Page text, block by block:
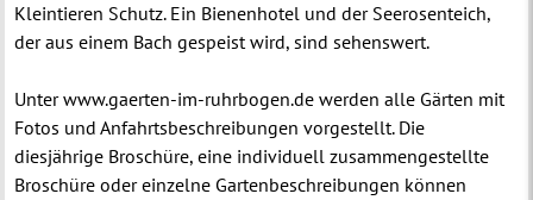
Kleintieren Schutz. Ein Bienenhotel und der Seerosenteich,
der aus einem Bach gespeist wird, sind sehenswert.
Unter www.gaerten-im-ruhrbogen.de werden alle Gärten mit
Fotos und Anfahrtsbeschreibungen vorgestellt. Die
diesjährige Broschüre, eine individuell zusammengestellte
Broschüre oder einzelne Gartenbeschreibungen können